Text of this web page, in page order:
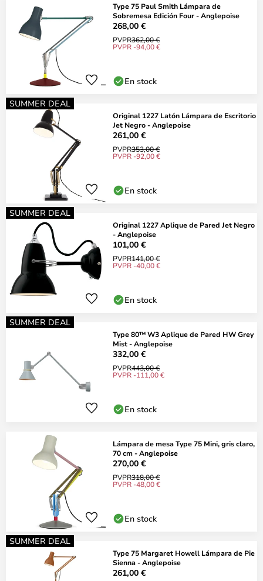
Type 75 Paul Smith Lámpara de
Sobremesa Edición Four - Anglepoise
268,00 €
PVPR362,00 €
PVPR -94,00 €
En stock
SUMMER DEAL
Original 1227 Latón Lámpara de Escritorio
Jet Negro - Anglepoise
261,00 €
PVPR353,00 €
PVPR -92,00 €
En stock
SUMMER DEAL
Original 1227 Aplique de Pared Jet Negro
- Anglepoise
101,00 €
PVPR141,00 €
PVPR -40,00 €
En stock
SUMMER DEAL
Type 80™ W3 Aplique de Pared HW Grey
Mist - Anglepoise
332,00 €
PVPR443,00 €
PVPR -111,00 €
En stock
Lámpara de mesa Type 75 Mini, gris claro,
70 cm - Anglepoise
270,00 €
PVPR318,00 €
PVPR -48,00 €
En stock
SUMMER DEAL
Type 75 Margaret Howell Lámpara de Pie
Sienna - Anglepoise
261,00 €